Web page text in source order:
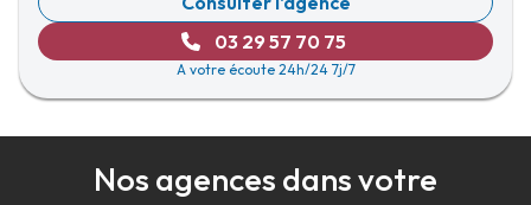
03 29 57 70 75
A votre écoute 24h/24 7j/7
Nos agences dans votre